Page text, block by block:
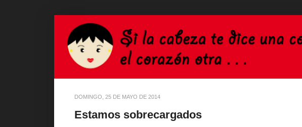
DOMINGO, 25 DE MAYO DE 2014
Estamos sobrecargados